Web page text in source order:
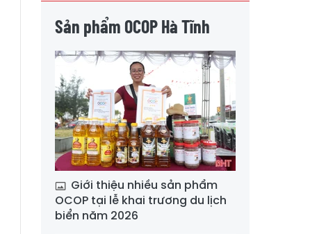
Sản phẩm OCOP Hà Tĩnh
Giới thiệu nhiều sản phẩm
OCOP tại lễ khai trương du lịch
biển năm 2026